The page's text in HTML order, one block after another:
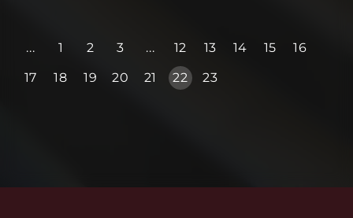
... 1 2 3 ... 12 13 14 15
16
17
18 19 20 21 22 23